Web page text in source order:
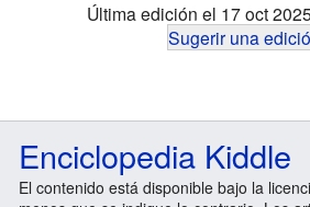
Última edición el 17 oct
Sugerir una
Enciclopedia Kiddle
El contenido está disponible bajo la